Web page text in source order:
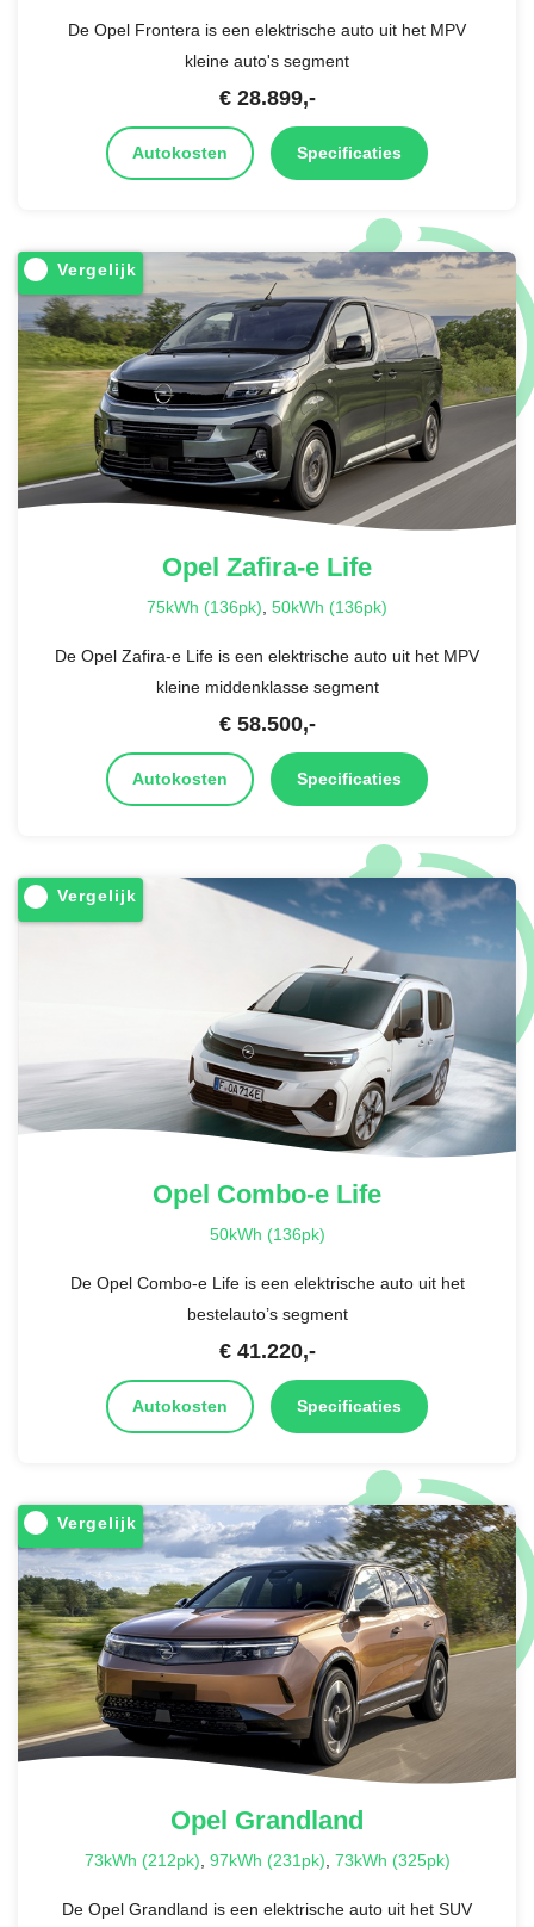
De Opel Frontera is een elektrische auto uit het MPV
kleine auto's segment
€ 28.899,-
Autokosten Specificaties
Vergelijk
Opel Zafira-e Life
75kWh (136pk), 50kWh (136pk)
De Opel Zafira-e Life is een elektrische auto uit het MPV
kleine middenklasse segment
€ 58.500,-
Autokosten Specificaties
Vergelijk
Opel Combo-e Life
50kWh (136pk)
De Opel Combo-e Life is een elektrische auto uit het
bestelauto’s segment
€ 41.220,-
Autokosten Specificaties
Vergelijk
Opel Grandland
73kWh (212pk), 97kWh (231pk), 73kWh (325pk)
De Opel Grandland is een elektrische auto uit het SUV